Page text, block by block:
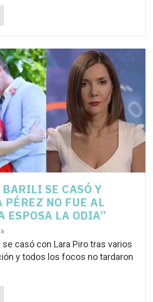
BARILI SE CASÓ Y
PÉREZ NO FUE AL
ESPOSA LA ODIA”
se casó con Lara Piro tras varios
y todos los focos no tardaron